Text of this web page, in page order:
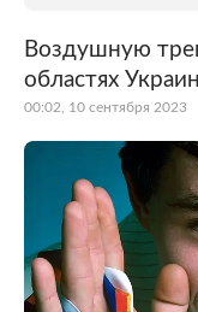
Воздушную
областях
00:02, 10 сентября 2023